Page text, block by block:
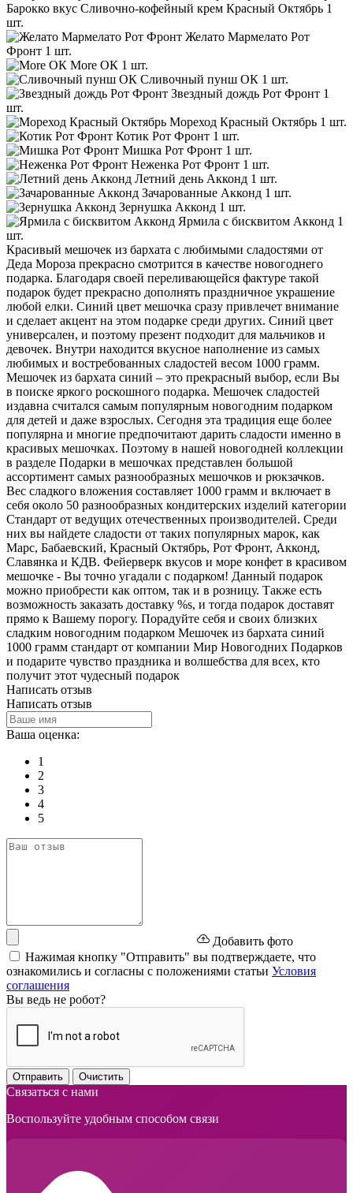
Барокко вкус Сливочно-кофейный крем Красный Октябрь 1
шт.
Желато Мармелато Рот
Фронт 1 шт.
More ОК 1 шт.
Сливочный пунш ОК 1 шт.
Звездный дождь Рот Фронт 1
шт.
Мореход Красный Октябрь 1 шт.
Котик Рот Фронт 1 шт.
Мишка Рот Фронт 1 шт.
Неженка Рот Фронт 1 шт.
Летний день Акконд 1 шт.
Зачарованные Акконд 1 шт.
Зернушка Акконд 1 шт.
Ярмила с бисквитом Акконд 1
шт.
Красивый мешочек из бархата с любимыми сладостями от
Деда Мороза прекрасно смотрится в качестве новогоднего
подарка. Благодаря своей переливающейся фактуре такой
подарок будет прекрасно дополнять праздничное украшение
любой елки. Синий цвет мешочка сразу привлечет внимание
и сделает акцент на этом подарке среди других. Синий цвет
универсален, и поэтому презент подходит для мальчиков и
девочек. Внутри находится вкусное наполнение из самых
любимых и востребованных сладостей весом 1000 грамм.
Мешочек из бархата синий – это прекрасный выбор, если Вы
в поиске яркого роскошного подарка. Мешочек сладостей
издавна считался самым популярным новогодним подарком
для детей и даже взрослых. Сегодня эта традиция еще более
популярна и многие предпочитают дарить сладости именно в
красивых мешочках. Поэтому в нашей новогодней коллекции
в разделе Подарки в мешочках представлен большой
ассортимент самых разнообразных мешочков и рюкзачков.
Вес сладкого вложения составляет 1000 грамм и включает в
себя около 50 разнообразных кондитерских изделий категории
Стандарт от ведущих отечественных производителей. Среди
них вы найдете сладости от таких популярных марок, как
Марс, Бабаевский, Красный Октябрь, Рот Фронт, Акконд,
Славянка и КДВ. Фейерверк вкусов и море конфет в красивом
мешочке - Вы точно угадали с подарком! Данный подарок
можно приобрести как оптом, так и в розницу. Также есть
возможность заказать доставку %s, и тогда подарок доставят
прямо к Вашему порогу. Порадуйте себя и своих близких
сладким новогодним подарком Мешочек из бархата синий
1000 грамм стандарт от компании Мир Новогодних Подарков
и подарите чувство праздника и волшебства для всех, кто
получит этот чудесный подарок
Написать отзыв
Написать отзыв
Ваша оценка:
1
2
3
4
5
Добавить фото
Нажимая кнопку "Отправить" вы подтверждаете, что
ознакомились и согласны с положениями статьи Условия
соглашения
Вы ведь не робот?
Отправить Очистить
Связаться с нами
Воспользуйте удобным способом связи